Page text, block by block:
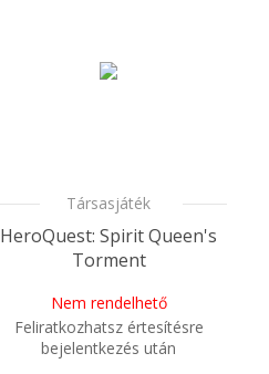
Társasjáték
HeroQuest: Spirit Queen's
Torment
Nem rendelhető
Feliratkozhatsz értesítésre
bejelentkezés után